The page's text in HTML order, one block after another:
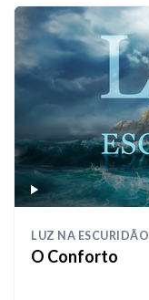
LUZ NA ESCURIDÃO
O Conforto